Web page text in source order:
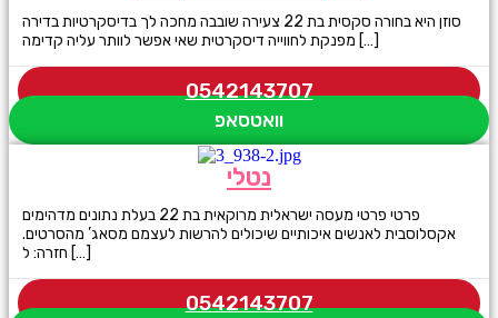
סוזן היא בחורה סקסית בת 22 צעירה שובבה מחכה לך בדיסקרטיות בדירה
מפנקת לחווייה דיסקרטית שאי אפשר לוותר עליה קדימה […]
0542143707
וואטסאפ
נטלי
פרטי פרטי מעסה ישראלית מרוקאית בת 22 בעלת נתונים מדהימים
אקסלוסבית לאנשים איכותיים שיכולים להרשות לעצמם מסאג’ מהסרטים.
חזרה: ל […]
0542143707